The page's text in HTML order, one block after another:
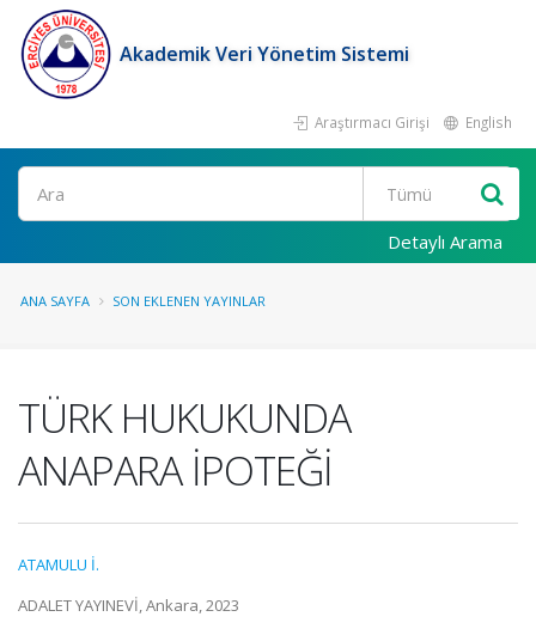
Akademik Veri Yönetim Sistemi
Araştırmacı Girişi English
Ara
Detaylı Arama
ANA SAYFA SON EKLENEN YAYINLAR
TÜRK HUKUKUNDA
ANAPARA İPOTEĞİ
ATAMULU İ.
ADALET YAYINEVİ, Ankara, 2023